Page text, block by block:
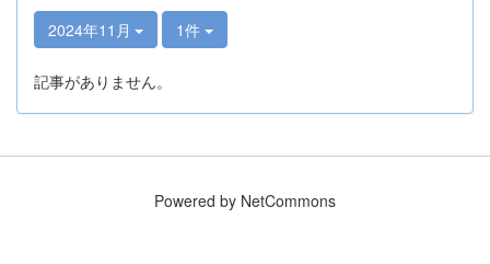
2024年11月 1件
記事がありません。
Powered by NetCommons